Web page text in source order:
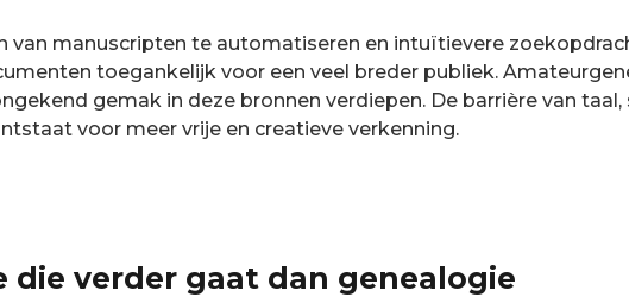
van manuscripten te automatiseren en intuïtievere
toegankelijk voor een veel breder publiek.
gemak in deze bronnen verdiepen. De barrière van
voor meer vrije en creatieve verkenning.
die verder gaat dan genealogie